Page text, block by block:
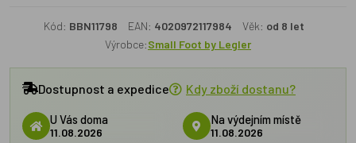
Kód: BBN11798 EAN: 4020972117984 Věk: od 8 let
Výrobce:Small Foot by Legler
Dostupnost a expedice Kdy zboží dostanu?
U Vás doma
11.08.2026
Na výdejním místě
11.08.2026